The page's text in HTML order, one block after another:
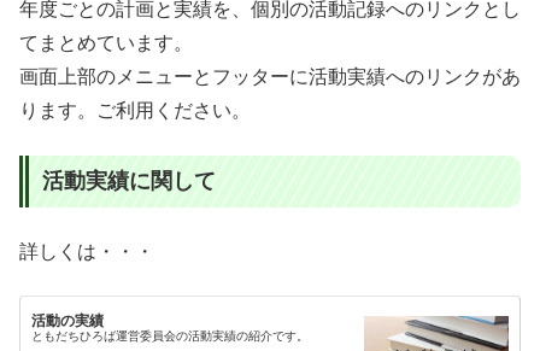
年度ごとの計画と実績を、個別の活動記録へのリンクとし
てまとめています。
画面上部のメニューとフッターに活動実績へのリンクがあ
ります。ご利用ください。
活動実績に関して
詳しくは・・・
活動の実績
ともだちひろば運営委員会の活動実績の紹介です。